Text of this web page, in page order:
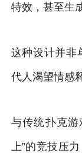
特效，甚至生
这种设计并非
代人渴望情感
与传统扑克游
上”的竞技压